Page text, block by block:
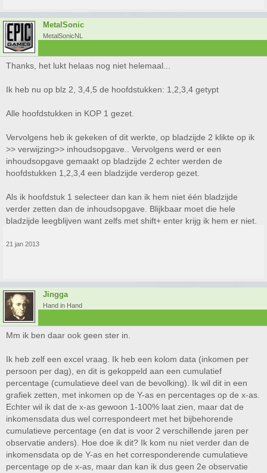
MetalSonic
MetalSonicNL
Thanks, het lukt helaas nog niet helemaal...
Ik heb nu op blz 2, 3,4,5 de hoofdstukken: 1,2,3,4 getypt
Alle hoofdstukken in KOP 1 gezet.
Vervolgens heb ik gekeken of dit werkte, op bladzijde 2 klikte op ik
>> verwijzing>> inhoudsopgave.. Vervolgens werd er een
inhoudsopgave gemaakt op bladzijde 2 echter werden de
hoofdstukken 1,2,3,4 een bladzijde verderop gezet.
Als ik hoofdstuk 1 selecteer dan kan ik hem niet één bladzijde
verder zetten dan de inhoudsopgave. Blijkbaar moet die hele
bladzijde leegblijven want zelfs met shift+ enter krijg ik hem er niet.
21 jan 2013
Jingga
Hand in Hand
Mm ik ben daar ook geen ster in.
Ik heb zelf een excel vraag. Ik heb een kolom data (inkomen per
persoon per dag), en dit is gekoppeld aan een cumulatief
percentage (cumulatieve deel van de bevolking). Ik wil dit in een
grafiek zetten, met inkomen op de Y-as en percentages op de x-as.
Echter wil ik dat de x-as gewoon 1-100% laat zien, maar dat de
inkomensdata dus wel correspondeert met het bijbehorende
cumulatieve percentage (en dat is voor 2 verschillende jaren per
observatie anders). Hoe doe ik dit? Ik kom nu niet verder dan de
inkomensdata op de Y-as en het corresponderende cumulatieve
percentage op de x-as, maar dan kan ik dus geen 2e observatie